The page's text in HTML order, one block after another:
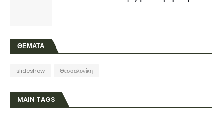
ΘΕΜΑΤΑ
slideshow Θεσσαλονίκη
MAIN TAGS